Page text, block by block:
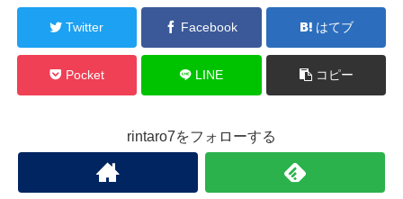
Twitter Facebook はてブ
Pocket LINE コピー
rintaro7をフォローする